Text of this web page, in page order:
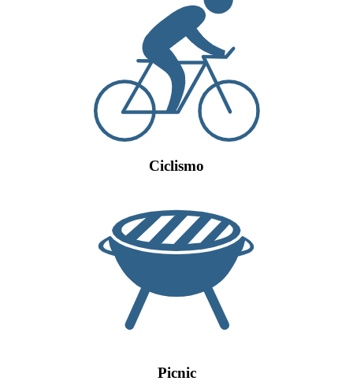
Ciclismo
Picnic